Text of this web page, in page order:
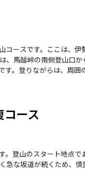
また、夏場は虫除け対
晴らしい体験が待って
コースです。ここは、
。登りながらは、周囲
鷲神社や桜地蔵など、
感を味わえるこのコー
ース
。登山のスタート地点で
急な坂道が続くため、